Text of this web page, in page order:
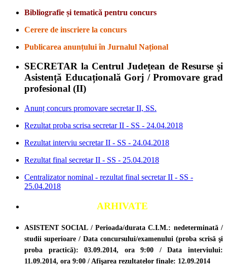
Bibliografie și tematică pentru concurs
Cerere de inscriere la concurs
Publicarea anunțului în Jurnalul Național
SECRETAR la Centrul Județean de Resurse și
Asistență Educațională Gorj / Promovare grad
profesional (II)
Anunț concurs promovare secretar II, SS.
Rezultat proba scrisa secretar II - SS - 24.04.2018
Rezultat interviu secretar II - SS - 24.04.2018
Rezultat final secretar II - SS - 25.04.2018
Centralizator nominal - rezultat final secretar II - SS -
25.04.2018
ARHIVATE
ASISTENT SOCIAL / Perioada/durata C.I.M.: nedeterminată /
studii superioare / Data concursului/examenului (proba scrisă şi
proba practică): 03.09.2014, ora 9:00 / Data interviului:
11.09.2014, ora 9:00 / Afişarea rezultatelor finale: 12.09.2014